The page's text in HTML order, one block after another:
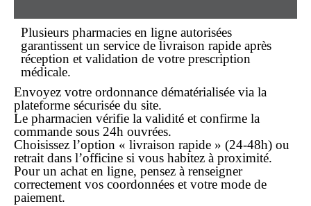
Plusieurs pharmacies en ligne autorisées
garantissent un service de livraison rapide après
réception et validation de votre prescription
médicale.
Envoyez votre ordonnance dématérialisée via la
plateforme sécurisée du site.
Le pharmacien vérifie la validité et confirme la
commande sous 24h ouvrées.
Choisissez l’option « livraison rapide » (24-48h) ou
retrait dans l’officine si vous habitez à proximité.
Pour un achat en ligne, pensez à renseigner
correctement vos coordonnées et votre mode de
paiement.